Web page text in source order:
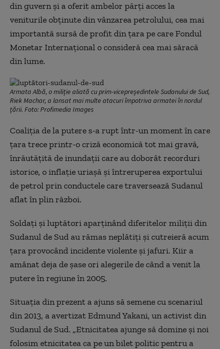
din guvern și a oferit ambelor părți acces la
veniturile obținute din vânzarea petrolului, cea mai
importantă sursă de profit din țara pe care Fondul
Monetar Internațional o consideră cea mai săracă
din lume.
Armata Albă, o miliție aliată cu prim-vicepreședintele Sudanului de Sud,
Riek Machar, a lansat mai multe atacuri împotriva armatei în nordul
țării. Foto: Profimedia Images
Coaliția de la putere s-a rupt într-un moment în care
țara trece printr-o criză economică tot mai gravă,
înrăutățită de inundații care au doborât recorduri
istorice, o inflație uriașă și întreruperea exportului
de petrol prin conductele care traversează Sudanul
aflat în plin război.
Soldați și luptători aparținând diferitelor miliții din
Sudanul de Sud au rămas neplătiți și cutreieră acum
țara provocând incidente violente și jafuri. Kiir a
amânat deja de șase ori alegerile de când a venit la
putere în regiune în 2005.
Situația din prezent a ajuns să semene cu scenariul
din 2013, a avertizat Edmund Yakani, un activist din
Sudanul de Sud. „Etnicitatea ajunge să domine și noi
folosim etnicitatea ca pe un bilet politic pentru a